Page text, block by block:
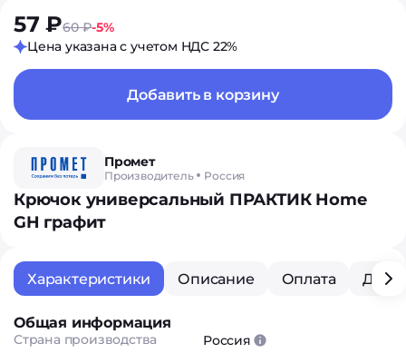
57 ₽60 ₽-5%
Цена указана с учетом НДС 22%
Добавить в корзину
Промет
Производитель Россия
Крючок универсальный ПРАКТИК Home
GH графит
Характеристики Описание Оплата
Общая информация
Страна производства
Россия